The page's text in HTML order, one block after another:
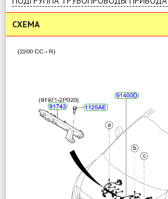
СХЕМА